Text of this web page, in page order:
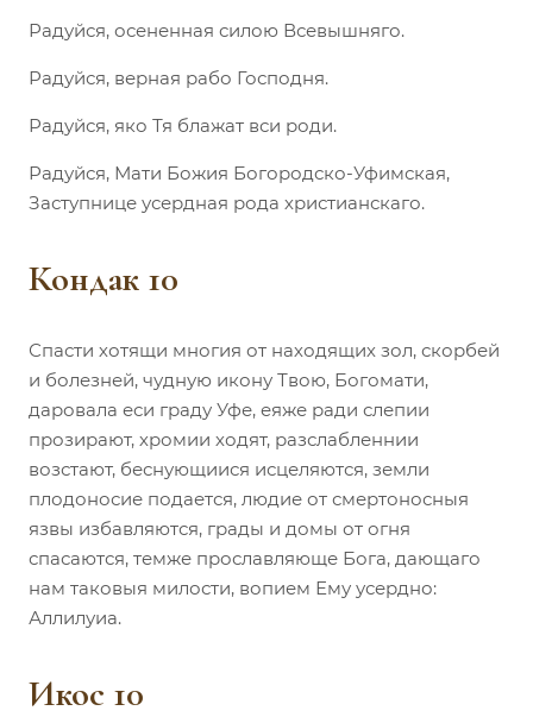
Радуйся, осененная силою Всевышняго.
Радуйся, верная рабо Господня.
Радуйся, яко Тя блажат вси роди.
Радуйся, Мати Божия Богородско-Уфимская,
Заступнице усердная рода христианскаго.
Кондак 10
Спасти хотящи многия от находящих зол, скорбей
и болезней, чудную икону Твою, Богомати,
даровала еси граду Уфе, еяже ради слепии
прозирают, хромии ходят, разслабленнии
возстают, беснующиися исцеляются, земли
плодоносие подается, людие от смертоносныя
язвы избавляются, грады и домы от огня
спасаются, темже прославляюще Бога, дающаго
нам таковыя милости, вопием Ему усердно:
Аллилуиа.
Икос 10